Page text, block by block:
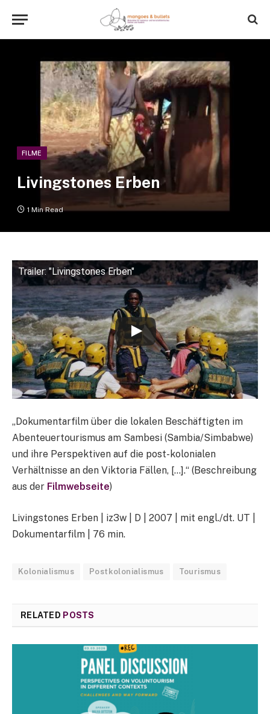
FILME
Livingstones Erben
1 Min Read
Trailer: "Livingstones Erben"
„Dokumentarfilm über die lokalen Beschäftigten im
Abenteuertourismus am Sambesi (Sambia/Simbabwe)
und ihre Perspektiven auf die post-kolonialen
Verhältnisse an den Viktoria Fällen, […].“ (Beschreibung
aus der Filmwebseite)
Livingstones Erben | iz3w | D | 2007 | mit engl./dt. UT |
Dokumentarfilm | 76 min.
Kolonialismus Postkolonialismus Tourismus
RELATED POSTS